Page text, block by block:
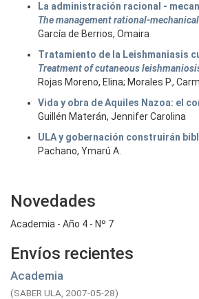
La administración racional -
The management rational-
García de Berrios, Omaira
Tratamiento de la Leishmaniasis
Treatment of cutaneous
Rojas Moreno, Elina; Morales P.,
Vida y obra de Aquiles Nazoa: el
Guillén Materán, Jennifer Carolina
ULA y gobernación construirán
Pachano, Ymarú A.
Novedades
Academia - Año 4 - Nº 7
Envíos recientes
Academia
(SABER ULA, 2007-05-28)